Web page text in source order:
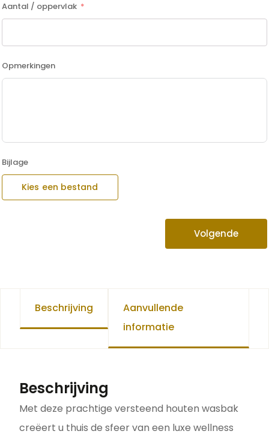
Aantal / oppervlak
Opmerkingen
Bijlage
Kies een bestand
Volgende
Beschrijving
Aanvullende
informatie
Beschrijving
Met deze prachtige versteend houten wasbak
creëert u thuis de sfeer van een luxe wellness